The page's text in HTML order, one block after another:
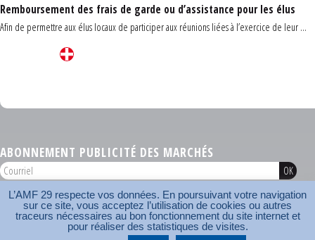
Remboursement des frais de garde ou d’assistance pour les élus
Afin de permettre aux élus locaux de participer aux réunions liées à l’exercice de leur ...
ABONNEMENT PUBLICITÉ DES MARCHÉS
AMF 29 © 2026
Plan du site Nos coordonnées Mentions légales
Contact
Carrefour des communes
AMF
L’AMF 29 respecte vos données. En poursuivant votre navigation
sur ce site, vous acceptez l’utilisation de cookies ou autres
traceurs nécessaires au bon fonctionnement du site internet et
pour réaliser des statistiques de visites.